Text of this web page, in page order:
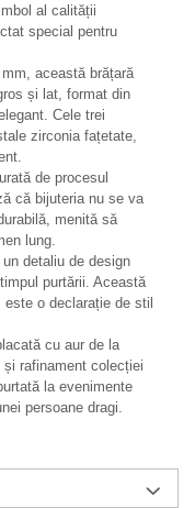
al calității
special pentru
această brățară
și lat, format din
Cele trei
zirconia fațetate,
de procesul
că bijuteria nu se va
menită să
lung.
detaliu de design
purtării. Această
o declarație de stil
cu aur de la
rafinament colecției
la evenimente
persoane dragi.